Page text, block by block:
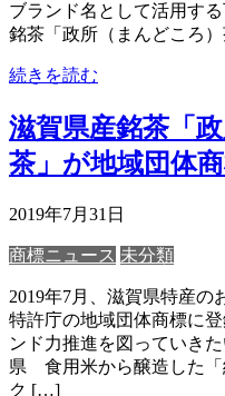
ブランド名として活用す
銘茶「政所（まんどころ
続きを読む
滋賀県産銘茶「
茶」が地域団体
2019年7月31日
商標ニュース 未分類
2019年7月、滋賀県特産
特許庁の地域団体商標に
ンド力推進を図っていき
県 食用米から醸造した「
ク […]